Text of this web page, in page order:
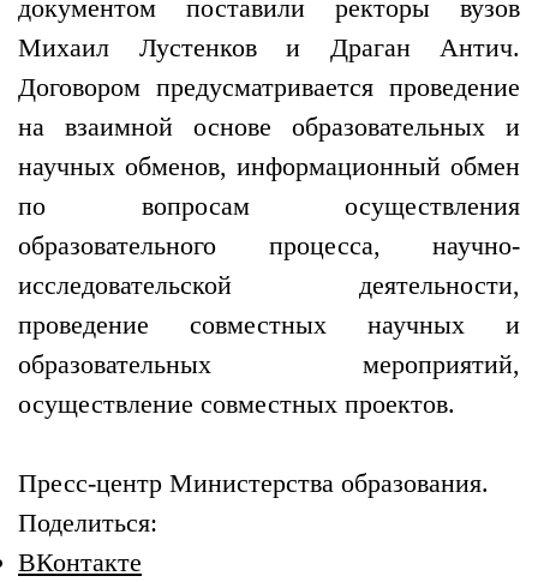
документом поставили ректоры вузов
Михаил Лустенков и Драган Антич.
Договором предусматривается проведение
на взаимной основе образовательных и
научных обменов, информационный обмен
по вопросам осуществления
образовательного процесса, научно-
исследовательской деятельности,
проведение совместных научных и
образовательных мероприятий,
осуществление совместных проектов.
Пресс-центр Министерства образования.
Поделиться:
ВКонтакте